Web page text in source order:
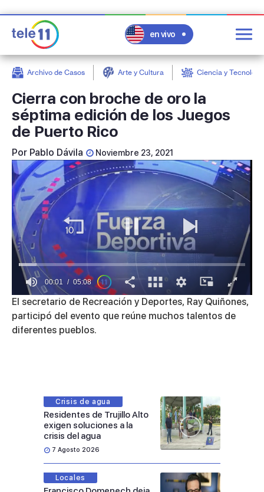
en vivo
Archivo de Casos Arte y Cultura Ciencia y
Cierra con broche de oro la
séptima edición de los Juegos
de Puerto Rico
Por Pablo Dávila Noviembre 23, 2021
0
5
minutes,
00:01 05:08
El secretario de Recreación y Deportes, Ray Quiñones,
participó del evento que reúne muchos talentos de
diferentes pueblos.
Crisis de agua
Residentes de Trujillo Alto
exigen soluciones a la
crisis del agua
7 Agosto 2026
Locales
post